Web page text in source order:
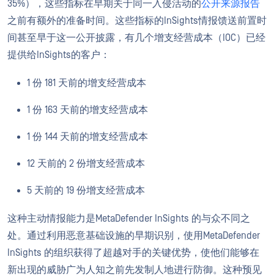
35%），这些指标在早期关于同一入侵活动的公开来源报告
之前有额外的准备时间。这些指标的InSights情报馈送前置时
间甚至早于这一公开披露，有几个增支经营成本（IOC）已经
提供给InSights的客户：
1 份 181 天前的增支经营成本
1 份 163 天前的增支经营成本
1 份 144 天前的增支经营成本
12 天前的 2 份增支经营成本
5 天前的 19 份增支经营成本
这种主动情报能力是MetaDefender InSights 的与众不同之
处。通过利用恶意基础设施的早期识别，使用MetaDefender
InSights 的组织获得了超越对手的关键优势，使他们能够在
新出现的威胁广为人知之前先发制人地进行防御。这种预见